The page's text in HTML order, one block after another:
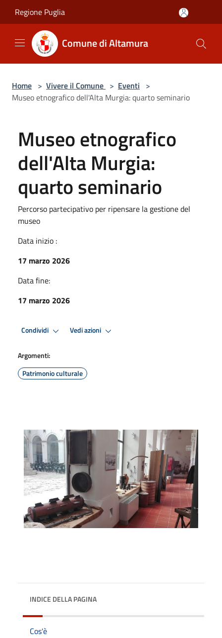
Regione Puglia
Comune di Altamura
Home > Vivere il Comune > Eventi >
Museo etnografico dell'Alta Murgia: quarto seminario
Museo etnografico
dell'Alta Murgia:
quarto seminario
Percorso partecipativo per ripensare la gestione del
museo
Data inizio :
17 marzo 2026
Data fine:
17 marzo 2026
Condividi Vedi azioni
Argomenti:
Patrimonio culturale
INDICE DELLA PAGINA
Cos'è